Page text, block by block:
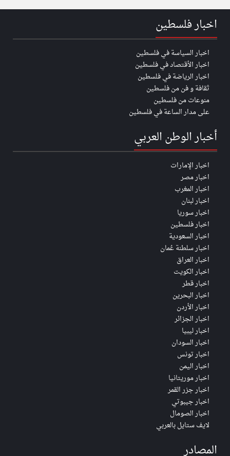
اخبار فلسطين
اخبار السياسة في فلسطين
اخبار الأقتصاد في فلسطين
اخبار الرياضة في فلسطين
ثقافة و فن من فلسطين
منوعات من فلسطين
على مدار الساعة في فلسطين
أخبار الوطن العربي
اخبار الإمارات
اخبار مصر
اخبار المغرب
اخبار لبنان
اخبار سوريا
اخبار فلسطين
اخبار السعودية
اخبار سلطنة عُمان
اخبار العراق
اخبار الكويت
اخبار قطر
اخبار البحرين
اخبار الأردن
اخبار الجزائر
اخبار ليبيا
اخبار السودان
اخبار تونس
اخبار اليمن
اخبار موريتانيا
اخبار جزر القمر
اخبار جيبوتي
اخبار الصومال
لايف ستايل بالعربي
المصادر